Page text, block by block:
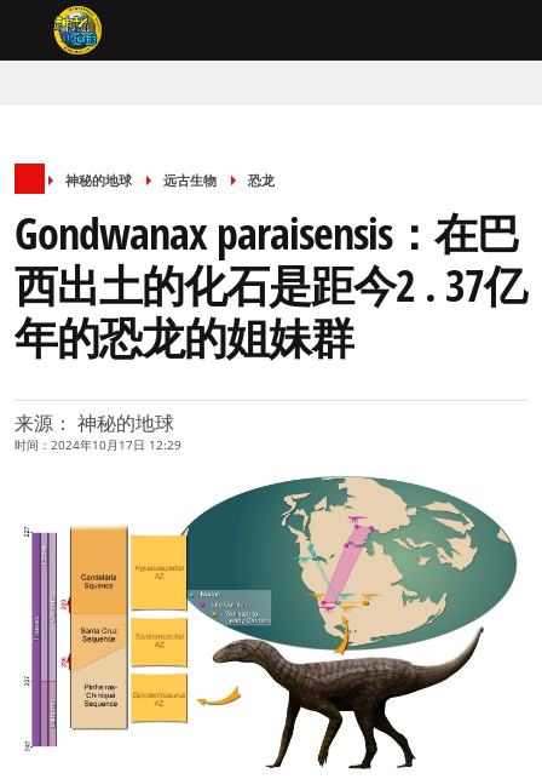
神秘的地球 远古生物 恐龙
Gondwanax paraisensis：在巴
西出土的化石是距今2 . 37亿
年的恐龙的姐妹群
来源： 神秘的地球
时间：2024年10月17日 12:29